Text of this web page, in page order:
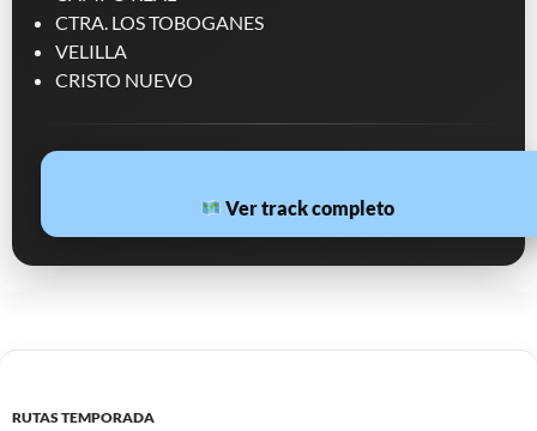
CTRA. LOS TOBOGANES
VELILLA
CRISTO NUEVO
Ver track completo
RUTAS TEMPORADA